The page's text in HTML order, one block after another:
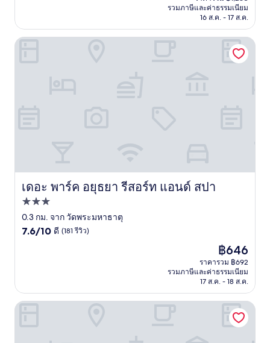
รีวิว)
คือ
฿1,136
รวมภาษีและค่าธรรมเนียม
16 ส.ค. - 17 ส.ค.
เดอะ พาร์ค อยุธยา รีสอร์ท แอนด์ สปา
เดอะ พาร์ค อยุธยา รีสอร์ท แอนด์ สปา
ที่พัก
3.0
ดาว
0.3 กม. จาก วัดพระมหาธาตุ
7.6
7.6/10 ดี (181 รีวิว)
ราคา
ปัจจุบัน
คือ
฿646
฿646
ราคารวม ฿692
รวมภาษีและค่าธรรมเนียม
17 ส.ค. - 18 ส.ค.
เดอะ พาร์ค อยุธยา รีสอร์ท แอนด์ สปา
บ้านบุษรา